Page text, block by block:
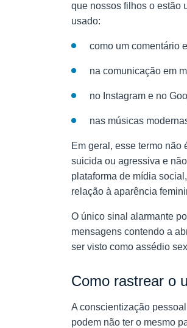
que nossos filhos o estão
usado:
como um comentário
na comunicação em
no Instagram e no
nas músicas
Em geral, esse termo não
suicida ou agressiva e
plataforma de mídia
relação à aparência
O único sinal alarmante
mensagens contendo a
ser visto como assédio
Como rastrear o
A conscientização
podem não ter o mesmo